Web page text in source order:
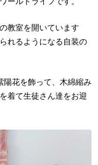
教室を開いています
れるようになる自装の
陽花を飾って、木綿縮み
着て生徒さん達をお迎